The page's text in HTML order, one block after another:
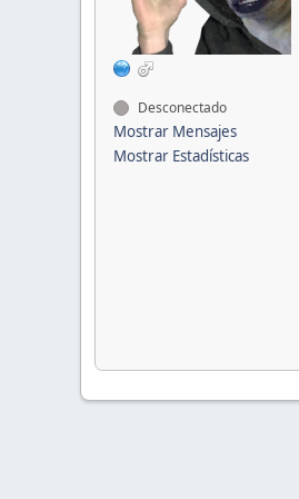
Desconectado
Mostrar Mensajes
Mostrar Estadísticas